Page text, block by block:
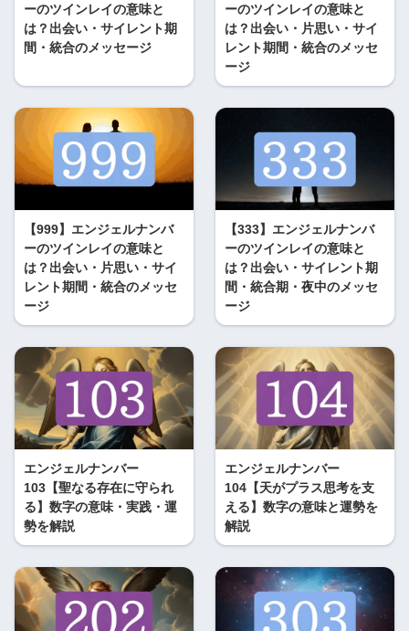
ーのツインレイの意味と
は？出会い・サイレント期
間・統合のメッセージ
ーのツインレイの意味と
は？出会い・片思い・サイ
レント期間・統合のメッセ
ージ
【999】エンジェルナンバ
ーのツインレイの意味と
は？出会い・片思い・サイ
レント期間・統合のメッセ
ージ
【333】エンジェルナンバ
ーのツインレイの意味と
は？出会い・サイレント期
間・統合期・夜中のメッセ
ージ
エンジェルナンバー
103【聖なる存在に守られ
る】数字の意味・実践・運
勢を解説
エンジェルナンバー
104【天がプラス思考を支
える】数字の意味と運勢を
解説